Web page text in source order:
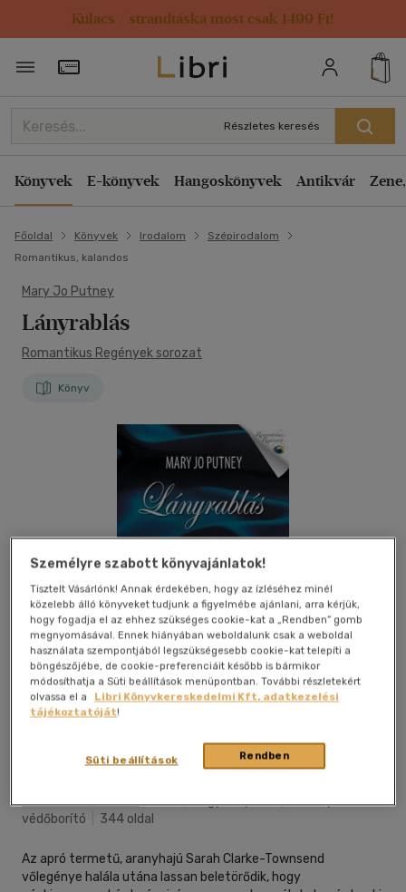
Kulacs / strandtáska most csak 1499 Ft!
Törzsvásárlói Kártya adatai
Részletes keresés
Könyvek E-könyvek Hangoskönyvek Antikvár
Főoldal Könyvek Irodalom
Szépirodalom
Romantikus, kalandos
Mary Jo Putney
Lányrablás
Romantikus Regények sorozat
Könyv
General Press Kiadó|2014|magyar nyelvű|keménytábla,
védőborító
344 oldal
Az apró termetű, aranyhajú Sarah Clarke-Townsend
vőlegénye halála utána lassan beletörődik, hogy
Személyre szabott könyvajánlatok!
Tisztelt Vásárlónk! Annak érdekében, hogy az ízléséhez minél
közelebb álló könyveket tudjunk a figyelmébe ajánlani, arra kérjük,
hogy fogadja el az ehhez szükséges cookie-kat a „Rendben” gomb
megnyomásával. Ennek hiányában weboldalunk csak a weboldal
használata szempontjából legszükségesebb cookie-kat telepíti a
böngészőjébe, de cookie-preferenciáit később is bármikor
módosíthatja a Süti beállítások menüpontban. További részletekért
olvassa el a
Libri Könyvkereskedelmi Kft. adatkezelési
tájékoztatóját!
Rendben
Süti beállítások